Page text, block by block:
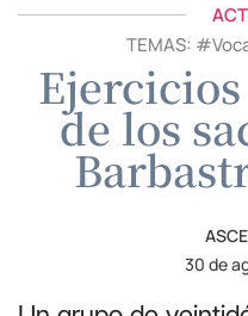
TEMAS: #
de los
30 de